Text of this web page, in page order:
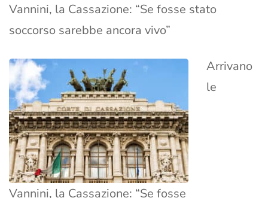
Vannini, la Cassazione: “Se fosse stato
soccorso sarebbe ancora vivo”
Vannini, la Cassazione: “Se fosse
Arrivano
le